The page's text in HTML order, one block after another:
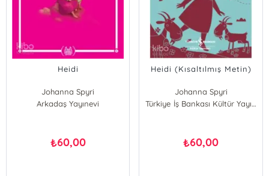
Heidi
Johanna Spyri
Arkadaş Yayınevi
₺60,00
Heidi (Kısaltılmış Metin)
Johanna Spyri
Türkiye İş Bankası Kültür Yayınları
₺60,00